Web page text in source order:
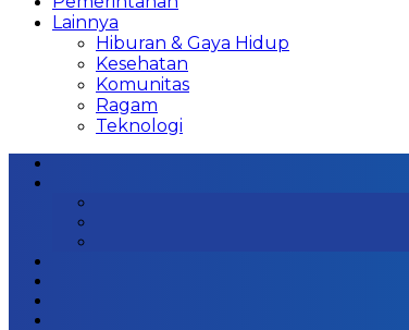
Lainnya
Hiburan & Gaya Hidup
Kesehatan
Komunitas
Ragam
Teknologi